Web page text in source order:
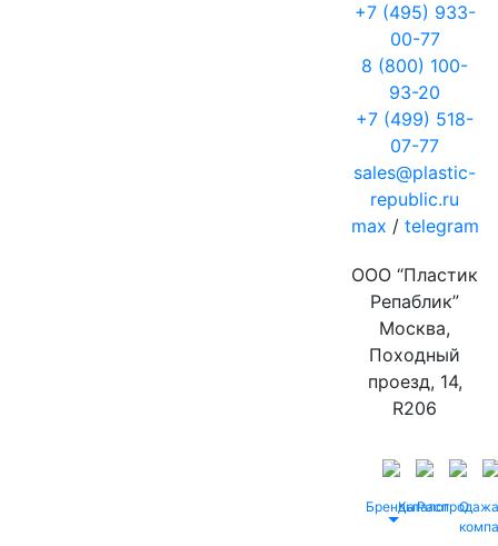
+7 (495) 933-
00-77
8 (800) 100-
93-20
+7 (499) 518-
07-77
sales@plastic-
republic.ru
max / telegram
ООО “Пластик
Репаблик”
Москва,
Походный
проезд, 14,
R206
БрендыКаталог
Распродажа
О